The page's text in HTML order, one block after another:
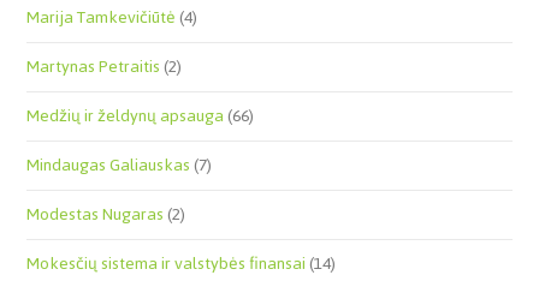
Marija Tamkevičiūtė(4)
Martynas Petraitis(2)
Medžių ir želdynų apsauga(66)
Mindaugas Galiauskas(7)
Modestas Nugaras(2)
Mokesčių sistema ir valstybės finansai(14)